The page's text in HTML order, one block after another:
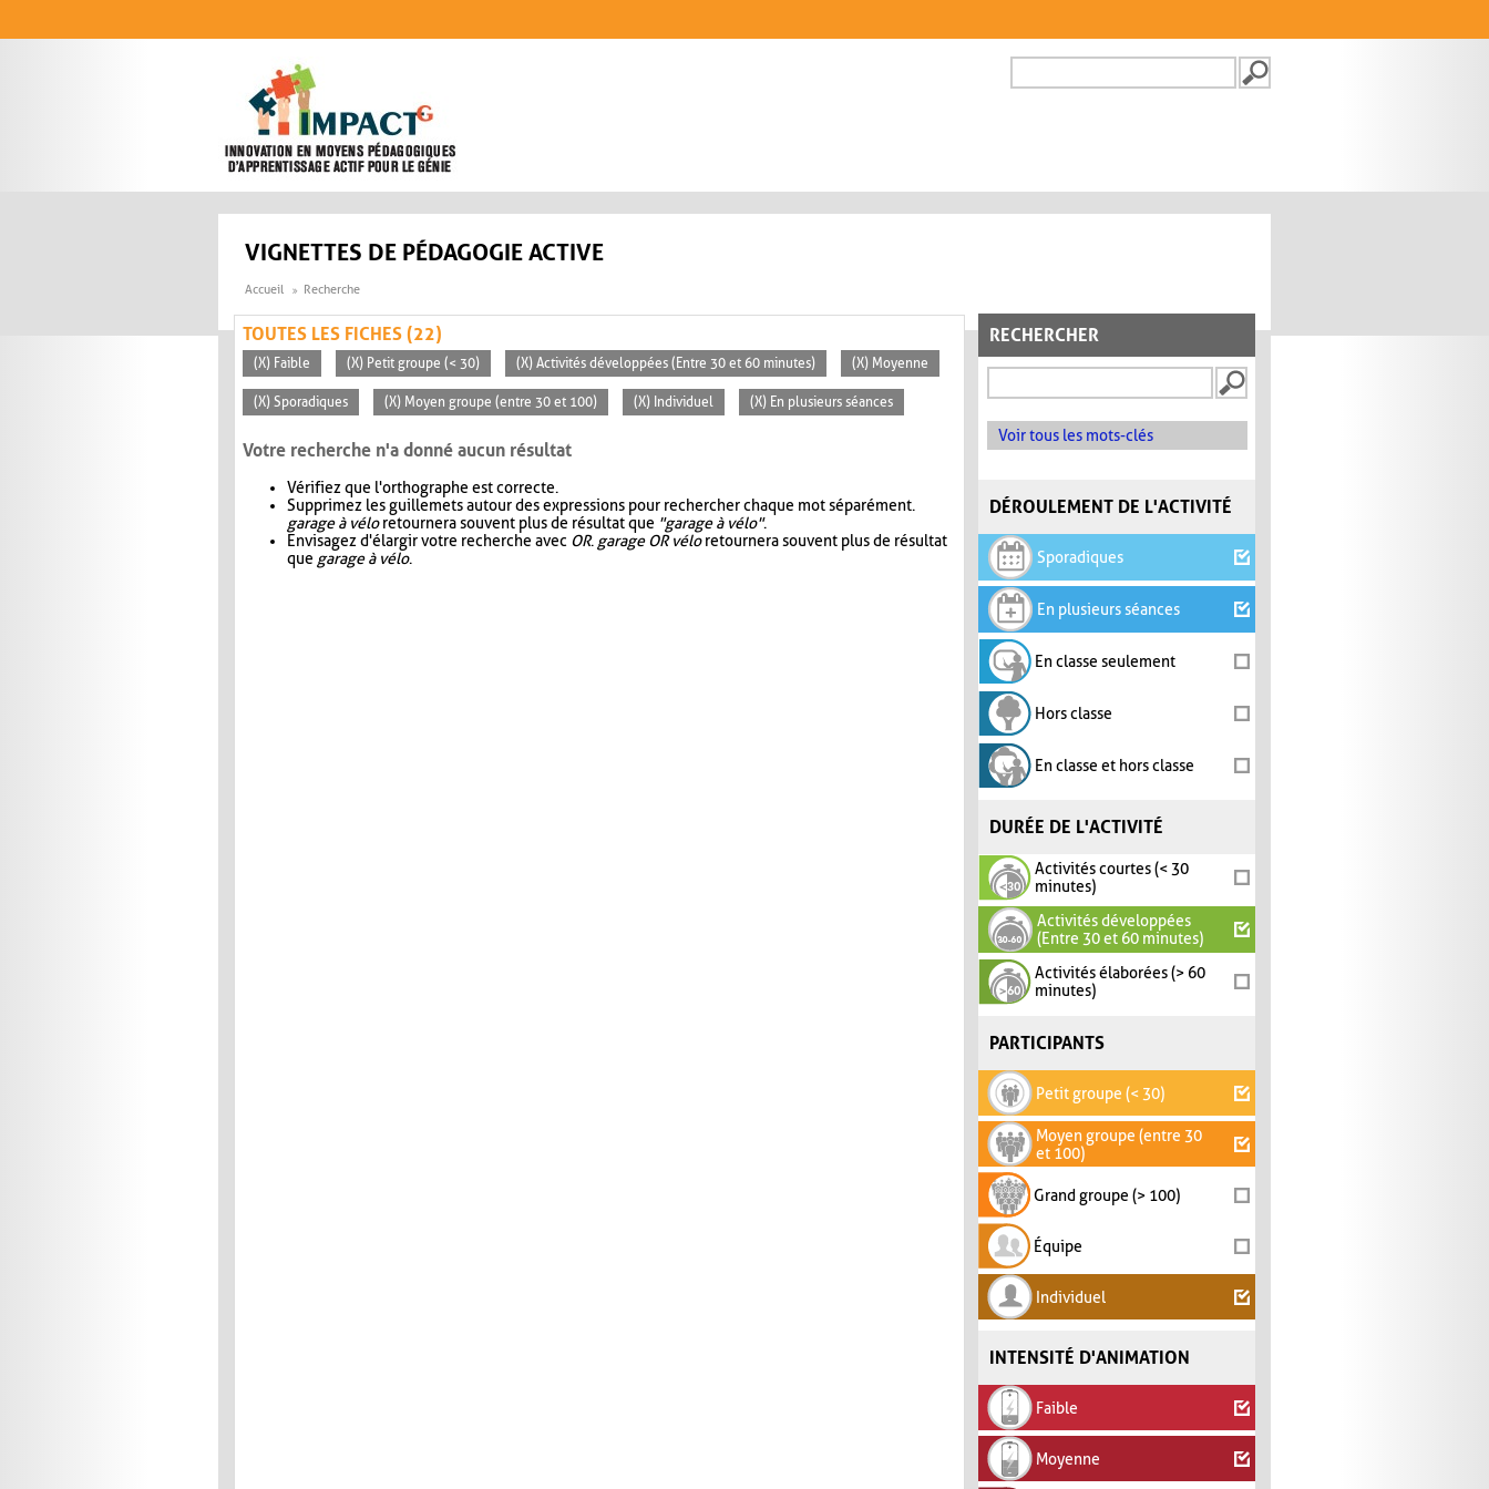
FORMULAIRE DE
VIGNETTES DE PÉDAGOGIE ACTIVE
Accueil Recherche
RECHERCHER
Voir tous les mots-clés
DÉROULEMENT DE L'ACTIVITÉ
Sporadiques
En plusieurs séances
En classe seulement
Hors classe
En classe et hors classe
DURÉE DE L'ACTIVITÉ
Activités courtes (< 30
minutes)
Activités développées
(Entre 30 et 60 minutes)
Activités élaborées (> 60
minutes)
PARTICIPANTS
Petit groupe (< 30)
Moyen groupe (entre 30
et 100)
Grand groupe (> 100)
Équipe
Individuel
INTENSITÉ D'ANIMATION
Faible
Moyenne
TOUTES LES FICHES (22)
(X) Faible (X) Petit groupe (< 30) (X) Activités développées (Entre 30 et 60 minutes) (X) Moyenne
(X) Sporadiques (X) Moyen groupe (entre 30 et 100) (X) Individuel (X) En plusieurs séances
Votre recherche n'a donné aucun résultat
Vérifiez que l'orthographe est correcte.
Supprimez les guillemets autour des expressions pour rechercher chaque mot séparément.
garage à véloretournera souvent plus de résultat que "garage à vélo".
Envisagez d'élargir votre recherche avec OR. garage OR véloretournera souvent plus de résultat
que garage à vélo.